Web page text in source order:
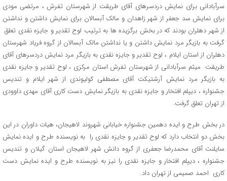
سرآبادانی برای نمایش دردسرهای آقای طریقت از شهرستان تفرش ، مرتضی مودی
برای نمایش سد جعفر از شهر زاهدان و مالک آبسالان برای نمایش داشتن و نداشتن
از شهر دهلران بودند که در بخش برگزیده ها به ترتیب لوح تقدیر و جایزه نقدی تعلق
گرفت به بازیگر مرد نمایش داشتن و یا نداشتن مالک آبسالان از گروه فریاد شهرستان
دهلران از استان ایلام ، لوح تقدیر و جایزه نقدی به بازیگر مرد نمایش دردسرهای آقای
طریقت میثم سرآبادانی از شهرستان تفرش استان مرکزی ، لوح تقدیر و جایزه نقدی
به بازیگر مرد نمایش آرشتیکت آقای مصطفی کولیوندی از شهر ایلام و تندیس
جشنواره ، دیپلم افتخار و جایزه نقدی به بازیگر نمایش دست کاری آقای مهدی داوودی
از تهران تعلق گرفت.
در بخش طرح و ایده دهمین جشنواره خیابانی شهروند لاهیجان، هیات داوران در این
بخش دو انتخاب دارد که لوح تقدیر و جایزه نقدی را به نویسنده طرح و ایده نمایش
سایلنت آقای محمدرضا جعفری از گروه دانش شهر لاهیجان استان گیلان و تندیس
جشنواره ، دیپلم افتخار و جایزه نقدی را نیز به نویسنده طرح و ایده نمایش دست
کاری احمد صمیمی از تهران داد.